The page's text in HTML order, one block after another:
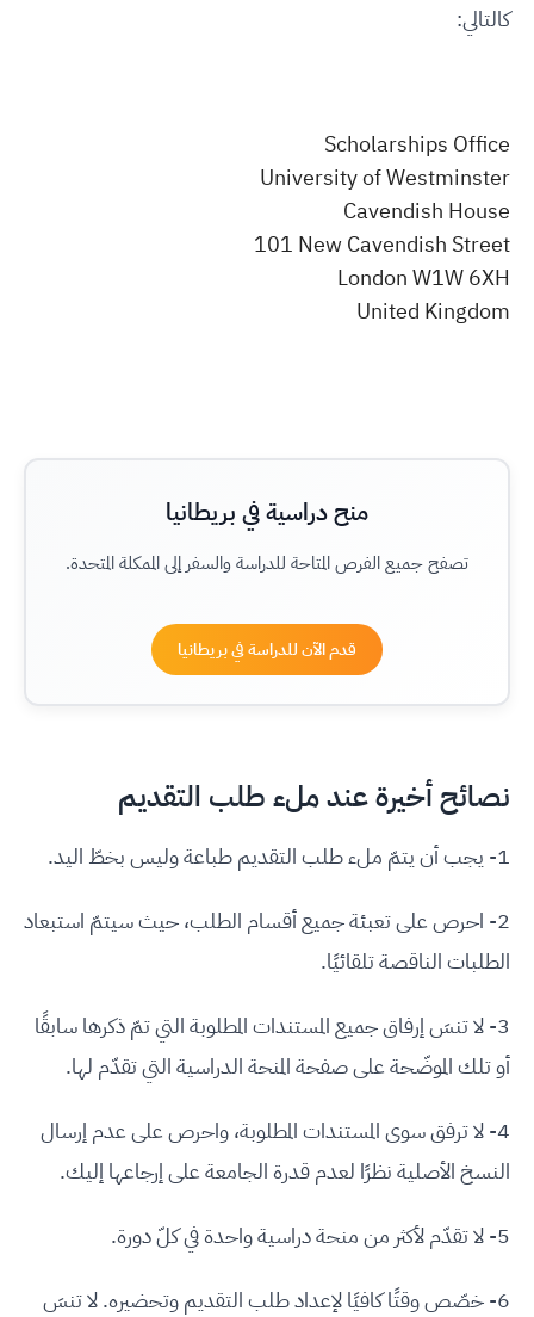
كالتالي:
Scholarships Office
University of Westminster
Cavendish House
101 New Cavendish Street
London W1W 6XH
United Kingdom
منح دراسية في بريطانيا
تصفح جميع الفرص المتاحة للدراسة والسفر إلى الممكلة المتحدة.
قدم الآن للدراسة في بريطانيا
نصائح أخيرة عند ملء طلب التقديم
1- يجب أن يتمّ ملء طلب التقديم طباعة وليس بخطّ اليد.
2- احرص على تعبئة جميع أقسام الطلب، حيث سيتمّ استبعاد
الطلبات الناقصة تلقائيًا.
3- لا تنسَ إرفاق جميع المستندات المطلوبة التي تمّ ذكرها سابقًا
أو تلك الموضّحة على صفحة المنحة الدراسية التي تقدّم لها.
4- لا ترفق سوى المستندات المطلوبة، واحرص على عدم إرسال
النسخ الأصلية نظرًا لعدم قدرة الجامعة على إرجاعها إليك.
5- لا تقدّم لأكثر من منحة دراسية واحدة في كلّ دورة.
6- خصّص وقتًا كافيًا لإعداد طلب التقديم وتحضيره. لا تنسَ